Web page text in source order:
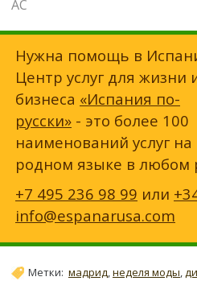
АС
Нужна помощь в
Центр услуг для жизни
бизнеса «Испания по-
русски» - это более 100
наименований услуг на
родном языке в любом
+7 495 236 98 99 или
info@espanarusa.com
Метки: мадрид,неделя моды,